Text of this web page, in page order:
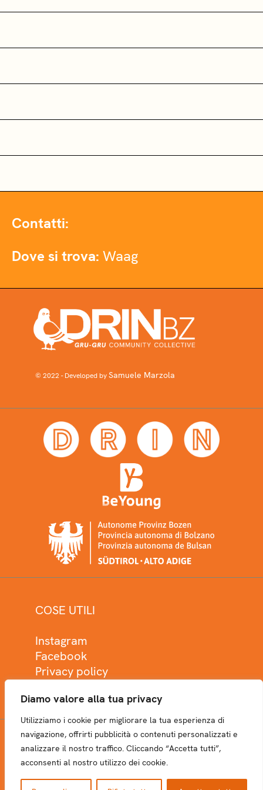
Diamo valore alla tua privacy
Utilizziamo i cookie per migliorare la tua esperienza di
navigazione, offrirti pubblicità o contenuti personalizzati e
analizzare il nostro traffico. Cliccando “Accetta tutti”,
acconsenti al nostro utilizzo dei cookie.
Contatti:
Dove si trova: Waag
© 2022 - Developed bySamuele Marzola
COSE UTILI
Instagram
Facebook
Privacy policy
NEWSLETTER